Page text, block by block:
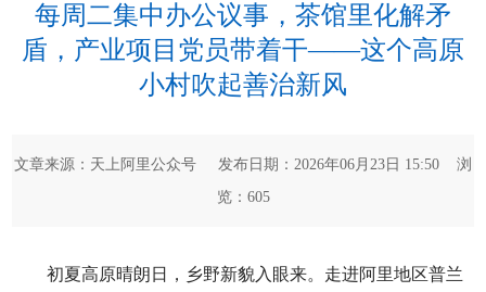
每周二集中办公议事，茶馆里化解矛
盾，产业项目党员带着干——这个高原
小村吹起善治新风
文章来源：天上阿里公众号 发布日期：2026年06月23日 15:50 浏
览： 605
初夏高原晴朗日，乡野新貌入眼来。走进阿里地区普兰